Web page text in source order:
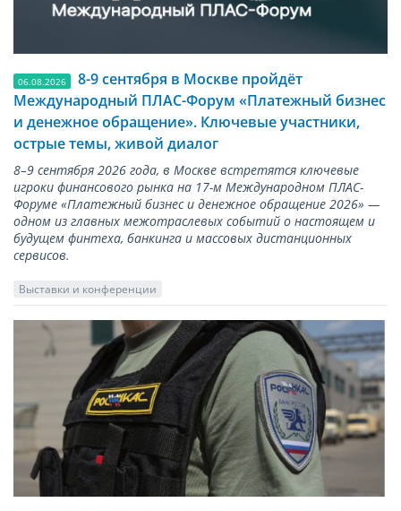
06.08.2026
8-9 сентября в Москве пройдёт
Международный ПЛАС-Форум «Платежный бизнес
и денежное обращение». Ключевые участники,
острые темы, живой диалог
8–9 сентября 2026 года, в Москве встретятся ключевые
игроки финансового рынка на 17-м Международном ПЛАС-
Форуме «Платежный бизнес и денежное обращение 2026» —
одном из главных межотраслевых событий о настоящем и
будущем финтеха, банкинга и массовых дистанционных
сервисов.
Выставки и конференции